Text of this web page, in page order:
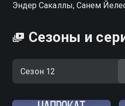
Эндер Сакаллы, Санем
Сезоны и